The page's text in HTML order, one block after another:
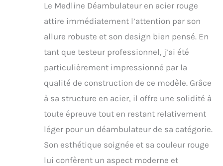
Le Medline Déambulateur en acier rouge
attire immédiatement l’attention par son
allure robuste et son design bien pensé. En
tant que testeur professionnel, j’ai été
particulièrement impressionné par la
qualité de construction de ce modèle. Grâce
à sa structure en acier, il offre une solidité à
toute épreuve tout en restant relativement
léger pour un déambulateur de sa catégorie.
Son esthétique soignée et sa couleur rouge
lui confèrent un aspect moderne et